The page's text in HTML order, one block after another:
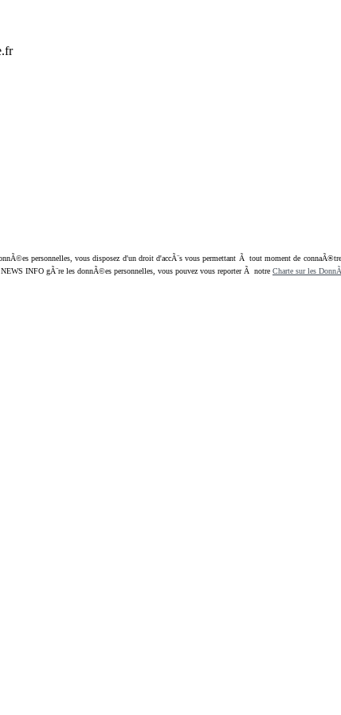
personnelles, vous disposez d'un droit d'accÃ¨s vous permettant Ã tout moment de
INFO gÃ¨re les donnÃ©es personnelles, vous pouvez vous reporter Ã notre Charte sur les